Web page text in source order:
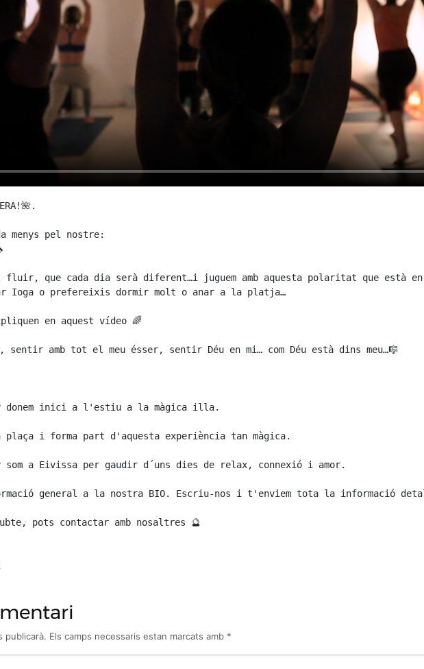
menys pel nostre:
fluir, que cada dia serà diferent…i juguem amb aquesta polaritat que
Ioga o prefereixis dormir molt o anar a la platja…
en aquest vídeo 🌈
amb tot el meu ésser, sentir Déu en mi… com Déu està dins meu…🎼
donem inici a l'estiu a la màgica illa.
plaça i forma part d'aquesta experiència tan màgica.
som a Eivissa per gaudir d´uns dies de relax, connexió i amor.
general a la nostra BIO. Escriu-nos i t'enviem tota la informació
pots contactar amb nosaltres 🔮
publicarà. Els camps necessaris estan marcats amb *